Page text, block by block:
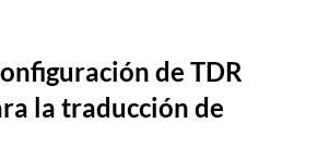
de TDR
la traducción de